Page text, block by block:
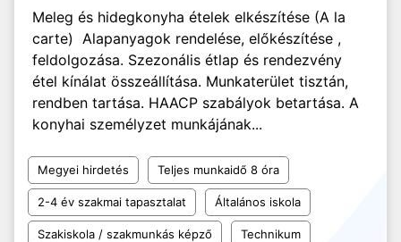
Meleg és hidegkonyha ételek elkészítése (A la
carte) Alapanyagok rendelése, előkészítése ,
feldolgozása. Szezonális étlap és rendezvény
étel kínálat összeállítása. Munkaterület tisztán,
rendben tartása. HAACP szabályok betartása. A
konyhai személyzet munkájának...
Megyei hirdetés Teljes munkaidő 8 óra
2-4 év szakmai tapasztalat Általános iskola
Szakiskola / szakmunkás képző Technikum